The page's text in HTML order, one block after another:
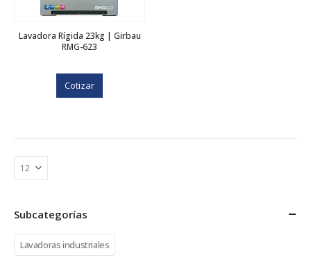
Lavadora Rígida 23kg | Girbau
RMG-623
Cotizar
Subcategorías
Lavadoras industriales